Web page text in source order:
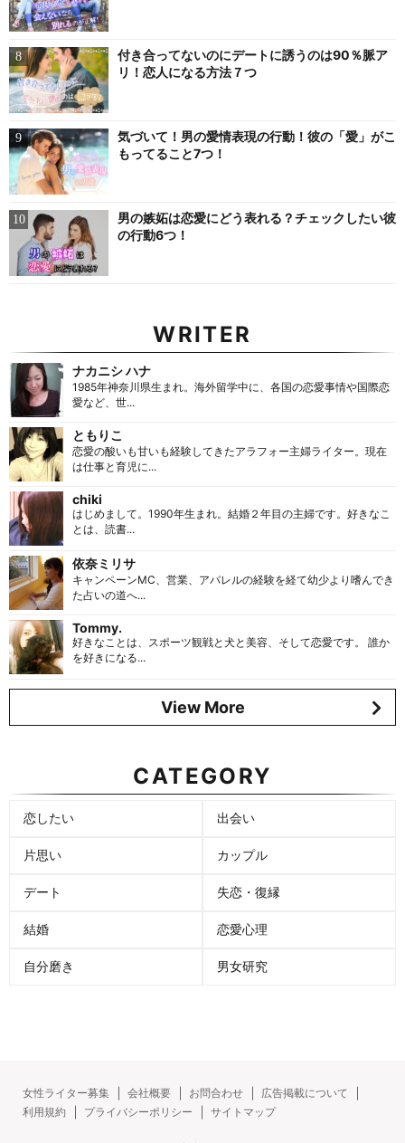
付き合ってないのにデートに誘うのは90％脈ア
リ！恋人になる方法７つ
気づいて！男の愛情表現の行動！彼の「愛」がこ
もってること7つ！
男の嫉妬は恋愛にどう表れる？チェックしたい彼
の行動6つ！
WRITER
ナカニシ ハナ
1985年神奈川県生まれ。海外留学中に、各国の恋愛事情や国際恋
愛など、世...
ともりこ
恋愛の酸いも甘いも経験してきたアラフォー主婦ライター。現在
は仕事と育児に...
chiki
はじめまして。1990年生まれ。結婚２年目の主婦です。好きなこ
とは、読書...
依奈ミリサ
キャンペーンMC、営業、アパレルの経験を経て幼少より嗜んでき
た占いの道へ...
Tommy.
好きなことは、スポーツ観戦と犬と美容、そして恋愛です。 誰か
を好きになる...
View More
CATEGORY
恋したい 出会い
片思い カップル
デート 失恋・復縁
結婚 恋愛心理
自分磨き 男女研究
女性ライター募集 会社概要 お問合わせ
広告掲載について
利用規約
プライバシーポリシー サイトマップ